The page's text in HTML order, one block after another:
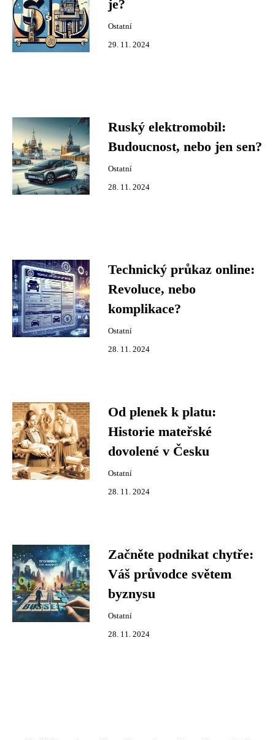
je?
Ostatní
29. 11. 2024
Ruský elektromobil:
Budoucnost, nebo jen sen?
Ostatní
28. 11. 2024
Technický průkaz online:
Revoluce, nebo
komplikace?
Ostatní
28. 11. 2024
Od plenek k platu:
Historie mateřské
dovolené v Česku
Ostatní
28. 11. 2024
Začněte podnikat chytře:
Váš průvodce světem
byznysu
Ostatní
28. 11. 2024